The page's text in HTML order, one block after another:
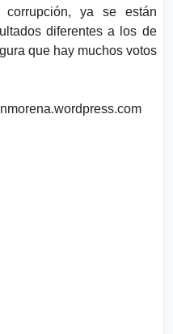
corrupción, ya se están
diferentes a los de
que hay muchos votos